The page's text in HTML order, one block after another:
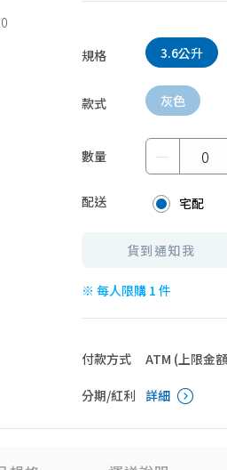
規格 3.6公升
款式 灰色
數量 －
配送 宅配
貨到通知我
※ 每人限購 1 件
付款方式 ATM (上限金
分期/紅利 詳細